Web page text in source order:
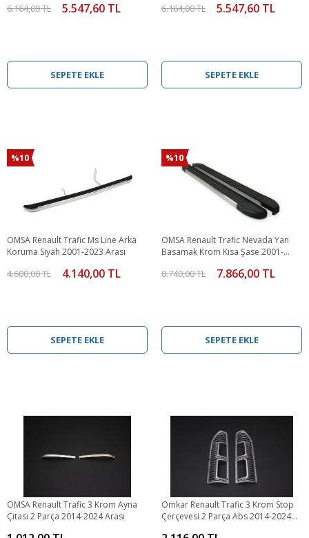
6.164,00 TL 5.547,60 TL
SEPETE EKLE
6.164,00 TL 5.547,60 TL
SEPETE EKLE
%10
OMSA Renault Trafic Ms Line Arka
Koruma Siyah 2001-2023 Arası
4.600,00 TL 4.140,00 TL
SEPETE EKLE
%10
OMSA Renault Trafic Nevada Yan
Basamak Krom Kısa Şase 2001-
8.740,00 TL 7.866,00 TL
SEPETE EKLE
OMSA Renault Trafic 3 Krom Ayna
Çıtası 2 Parça 2014-2024 Arası
Omkar Renault Trafic 3 Krom Stop
Çerçevesi 2 Parça Abs 2014-2024